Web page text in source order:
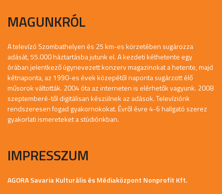
MAGUNKRÓL
A televízó Szombathelyen és 25 km-es körzetében sugározza
adását, 55.000 háztartásba jutunk el. A kezdeti kéthetente egy
órában jelentkező úgynevezett konzerv magazinokat a hetente, majd
kétnaponta, az 1990-es évek közepétől naponta sugárzott élő
műsorok váltották. 2004 óta az interneten is elérhetők vagyunk. 2008
szeptemberé-től digitálisan készülnek az adások. Televíziónk
rendszeresen fogad gyakornokokat. Évről évre 4-6 hallgató szerez
gyakorlati ismereteket a stúdiónkban.
IMPRESSZUM
AGORA Savaria Kulturális és Médiaközpont Nonprofit Kft.